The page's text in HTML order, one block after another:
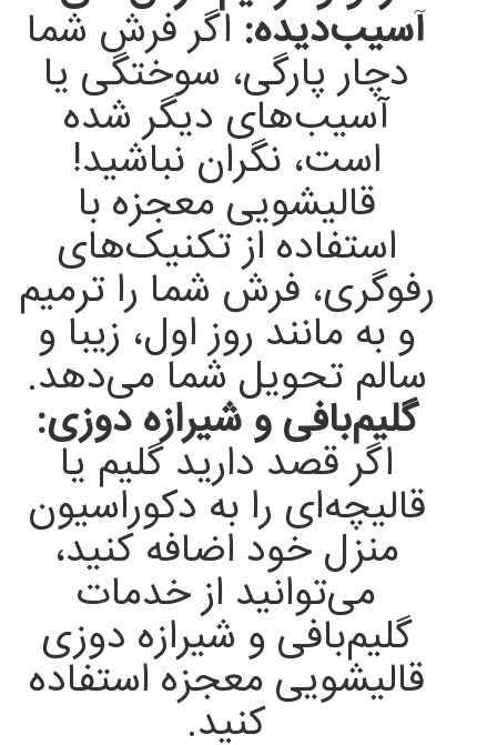
آسیب‌دیده: اگر فرش شما
دچار پارگی، سوختگی یا
آسیب‌های دیگر شده
است، نگران نباشید!
قالیشویی معجزه با
استفاده از تکنیک‌های
رفوگری، فرش شما را ترمیم
و به مانند روز اول، زیبا و
سالم تحویل شما می‌دهد.
گلیم‌بافی و شیرازه دوزی:
اگر قصد دارید گلیم یا
قالیچه‌ای را به دکوراسیون
منزل خود اضافه کنید،
می‌توانید از خدمات
گلیم‌بافی و شیرازه دوزی
قالیشویی معجزه استفاده
کنید.